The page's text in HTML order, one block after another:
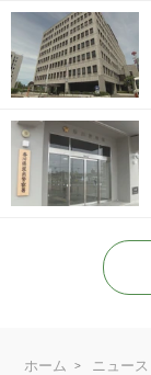
ホーム ニュース